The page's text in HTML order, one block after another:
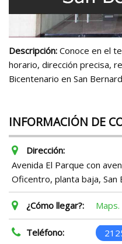
Descripción: Conoce en el
horario, dirección precisa,
Bicentenario en San
INFORMACIÓN DE
Dirección:
Avenida El Parque con
Oficentro, planta baja, San
¿Cómo llegar?: Maps.
Teléfono: